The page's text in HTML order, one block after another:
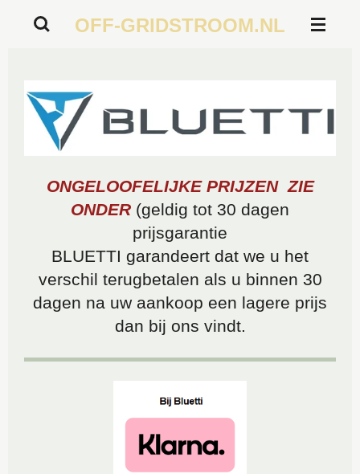
hoofdinhoud
OFF-GRIDSTROOM.NL
ONGELOOFELIJKE PRIJZEN ZIE
ONDER (geldig tot 30 dagen
prijsgarantie
BLUETTI garandeert dat we u het
verschil terugbetalen als u binnen 30
dagen na uw aankoop een lagere prijs
dan bij ons vindt.